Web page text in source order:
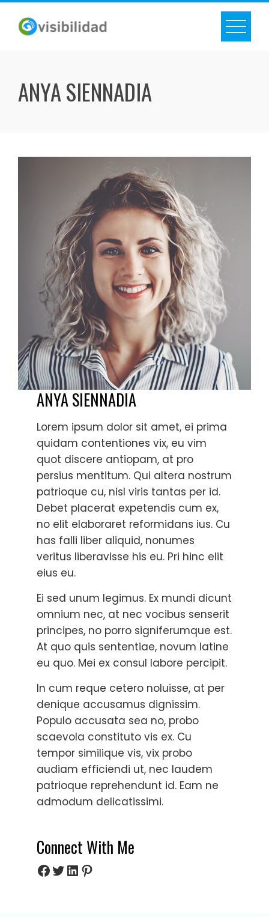
Skip
content
ANYA SIENNADIA
ANYA SIENNADIA
Lorem ipsum dolor sit amet, ei prima
quidam contentiones vix, eu vim
quot discere antiopam, at pro
persius mentitum. Qui altera nostrum
patrioque cu, nisl viris tantas per id.
Debet placerat expetendis cum ex,
no elit elaboraret reformidans ius. Cu
has falli liber aliquid, nonumes
veritus liberavisse his eu. Pri hinc elit
eius eu.
Ei sed unum legimus. Ex mundi dicunt
omnium nec, at nec vocibus senserit
principes, no porro signiferumque est.
At quo quis sententiae, novum latine
eu quo. Mei ex consul labore percipit.
In cum reque cetero noluisse, at per
denique accusamus dignissim.
Populo accusata sea no, probo
scaevola constituto vis ex. Cu
tempor similique vis, vix probo
audiam efficiendi ut, nec laudem
patrioque reprehendunt id. Eam ne
admodum delicatissimi.
Connect With Me
Facebook Twitter LinkedIn Pinterest